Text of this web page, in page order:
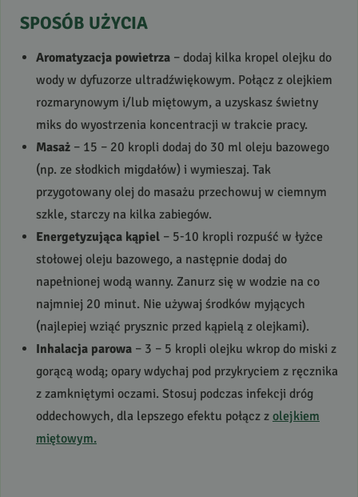
SPOSÓB UŻYCIA
Aromatyzacja powietrza – dodaj kilka kropel olejku do
wody w dyfuzorze ultradźwiękowym. Połącz z olejkiem
rozmarynowym i/lub miętowym, a uzyskasz świetny
miks do wyostrzenia koncentracji w trakcie pracy.
Masaż – 15 – 20 kropli dodaj do 30 ml oleju bazowego
(np. ze słodkich migdałów) i wymieszaj. Tak
przygotowany olej do masażu przechowuj w ciemnym
szkle, starczy na kilka zabiegów.
Energetyzująca kąpiel – 5-10 kropli rozpuść w łyżce
stołowej oleju bazowego, a następnie dodaj do
napełnionej wodą wanny. Zanurz się w wodzie na co
najmniej 20 minut. Nie używaj środków myjących
(najlepiej wziąć prysznic przed kąpielą z olejkami).
Inhalacja parowa – 3 – 5 kropli olejku wkrop do miski z
gorącą wodą; opary wdychaj pod przykryciem z ręcznika
z zamkniętymi oczami. Stosuj podczas infekcji dróg
oddechowych, dla lepszego efektu połącz z olejkiem
miętowym.